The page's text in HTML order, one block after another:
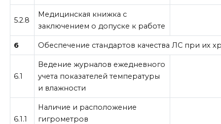
5.2.8
Медицинская книжка с
заключением о допуске к работе
6 Обеспечение стандартов качества ЛС при их
6.1
Ведение журналов ежедневного
учета показателей температуры
и влажности
6.1.1
Наличие и расположение
гигрометров